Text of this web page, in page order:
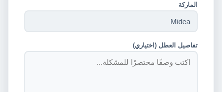
الماركة
تفاصيل العطل (اختياري)